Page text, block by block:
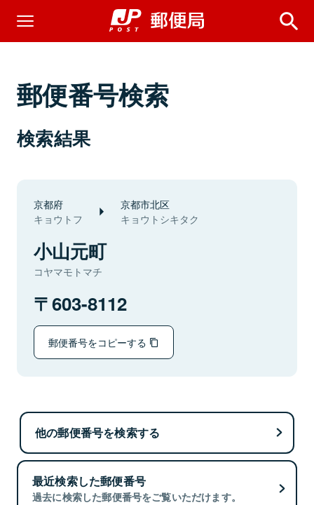
郵便番号検索
検索結果
京都府
キョウトフ
京都市北区
キョウトシキタク
小山元町
コヤマモトマチ
603-8112
郵便番号をコピーする
他の郵便番号を検索する
最近検索した郵便番号
過去に検索した郵便番号をご覧いただけます。